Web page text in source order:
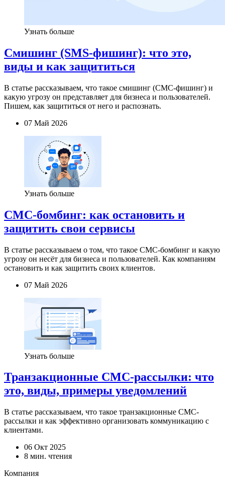
Узнать больше
Смишинг (SMS-фишинг): что это,
виды и как защититься
В статье рассказываем, что такое смишинг (СМС-фишинг) и
какую угрозу он представляет для бизнеса и пользователей.
Пишем, как защититься от него и распознать.
07 Май 2026
Узнать больше
СМС-бомбинг: как остановить и
защитить свои сервисы
В статье рассказываем о том, что такое СМС-бомбинг и какую
угрозу он несёт для бизнеса и пользователей. Как компаниям
остановить и как защитить своих клиентов.
07 Май 2026
Узнать больше
Транзакционные СМС-рассылки: что
это, виды, примеры уведомлений
В статье рассказываем, что такое транзакционные СМС-
рассылки и как эффективно организовать коммуникацию с
клиентами.
06 Окт 2025
8 мин. чтения
Компания